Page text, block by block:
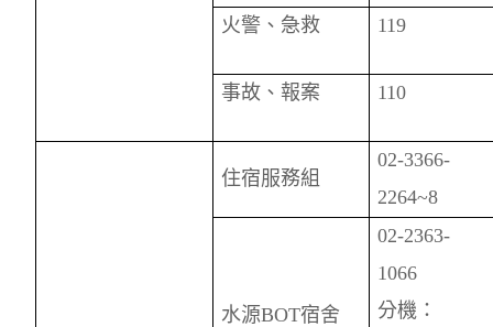
火警、急救
119
事故、報案 110
住宿服務組
02-3366-
2264~8
水源BOT宿舍
02-2363-
1066
分機：